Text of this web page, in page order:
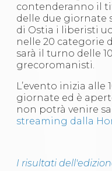
Difesa
contenderanno il
delle due giornate
di Ostia i liberisti
nelle 20 categorie
sarà il turno delle
grecoromanisti.
L’evento inizia alle
giornate ed è
non potrà venire
streaming dalla
I risultati